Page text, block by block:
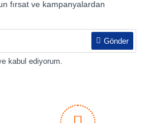
fırsat ve kampanyalardan
Gönder
kabul ediyorum.